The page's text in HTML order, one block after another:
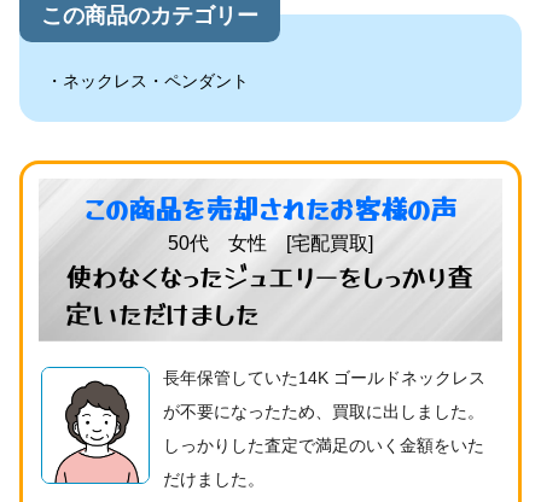
この商品のカテゴリー
ネックレス・ペンダント
この商品を売却されたお客様の声
50代 女性 [宅配買取]
使わなくなったジュエリーをしっかり査
定いただけました
長年保管していた14K ゴールドネックレス
が不要になったため、買取に出しました。
しっかりした査定で満足のいく金額をいた
だけました。